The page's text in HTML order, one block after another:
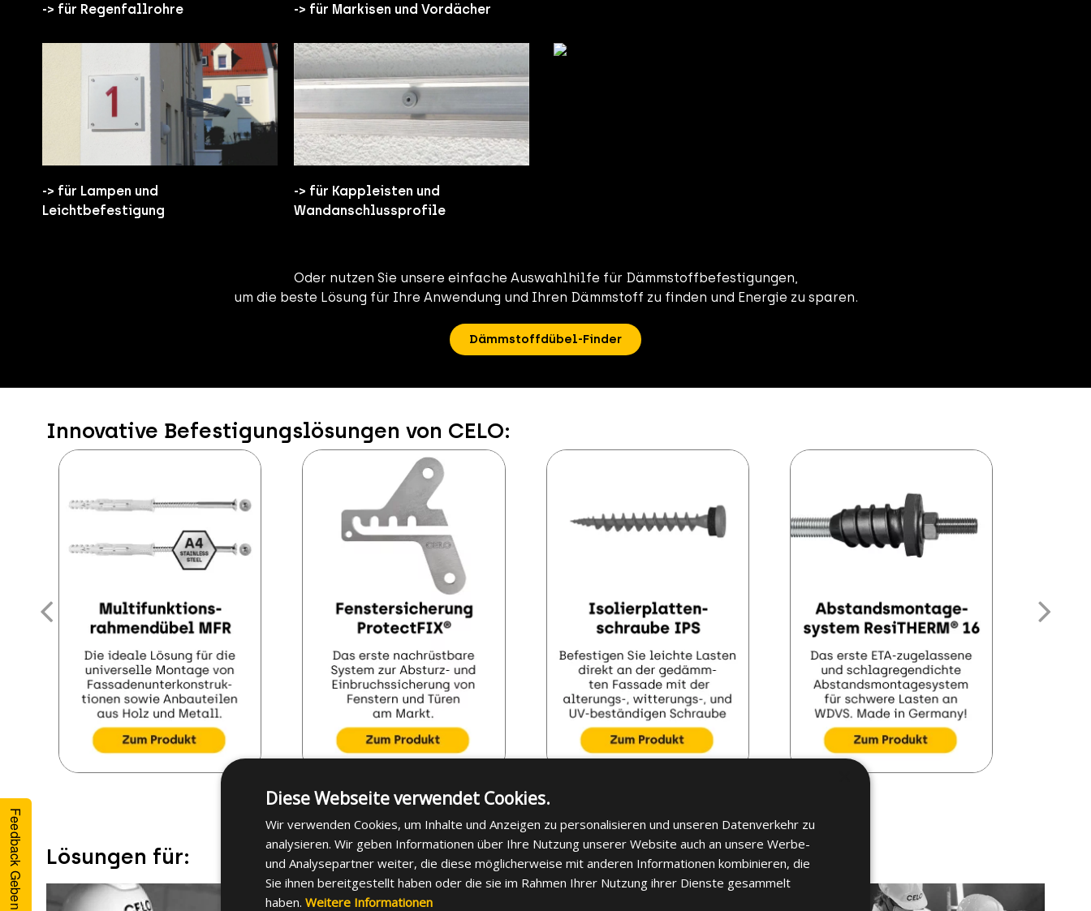
-> für Regenfallrohre -> für Markisen und Vordächer
-> für Lampen und
Leichtbefestigung
-> für Kappleisten und
Wandanschlussprofile
Oder nutzen Sie unsere einfache Auswahlhilfe für Dämmstoffbefestigungen,
um die beste Lösung für Ihre Anwendung und Ihren Dämmstoff zu finden und Energie zu sparen.
Dämmstoffdübel-Finder
Innovative Befestigungslösungen von CELO:
Lösungen für:
Feedback Geben
Diese Webseite verwendet Cookies.
Wir verwenden Cookies, um Inhalte und Anzeigen zu personalisieren und unseren Datenverkehr zu
analysieren. Wir geben Informationen über Ihre Nutzung unserer Website auch an unsere Werbe-
und Analysepartner weiter, die diese möglicherweise mit anderen Informationen kombinieren, die
Sie ihnen bereitgestellt haben oder die sie im Rahmen Ihrer Nutzung ihrer Dienste gesammelt
haben. Weitere Informationen